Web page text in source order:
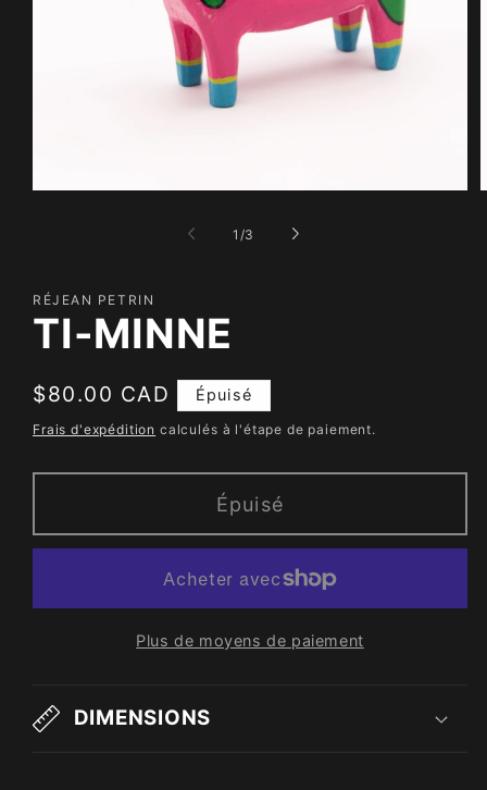
fenêtre
1 /de
3
RÉJEAN PETRIN
TI-MINNE
Prix
habituel
$80.00 CAD Épuisé
Frais d'expédition calculés à l'étape de paiement.
Épuisé
Plus de moyens de paiement
DIMENSIONS